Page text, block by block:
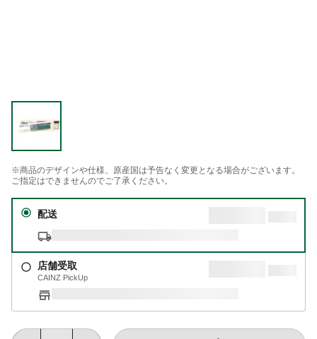
※商品のデザインや仕様、原産国は予告なく変更となる場合がございます。
ご指定はできませんのでご了承ください。
配送
店舗受取
CAINZ PickUp